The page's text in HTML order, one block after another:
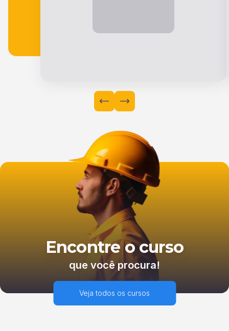
Encontre o curso
que você procura!
Veja todos os cursos